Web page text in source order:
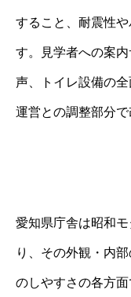
すること、耐震性
す。見学者への案
声、トイレ設備の
運営との調整部分で
愛知県庁舎は昭和
り、その外観・内
のしやすさの各方面